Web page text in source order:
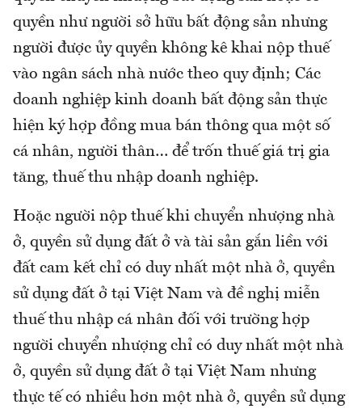
quyền như người sở hữu bất động sản nhưng
người được ủy quyền không kê khai nộp thuế
vào ngân sách nhà nước theo quy định; Các
doanh nghiệp kinh doanh bất động sản thực
hiện ký hợp đồng mua bán thông qua một số
cá nhân, người thân… để trốn thuế giá trị gia
tăng, thuế thu nhập doanh nghiệp.
Hoặc người nộp thuế khi chuyển nhượng nhà
ở, quyền sử dụng đất ở và tài sản gắn liền với
đất cam kết chỉ có duy nhất một nhà ở, quyền
sử dụng đất ở tại Việt Nam và đề nghị miễn
thuế thu nhập cá nhân đối với trường hợp
người chuyển nhượng chỉ có duy nhất một nhà
ở, quyền sử dụng đất ở tại Việt Nam nhưng
thực tế có nhiều hơn một nhà ở, quyền sử dụng